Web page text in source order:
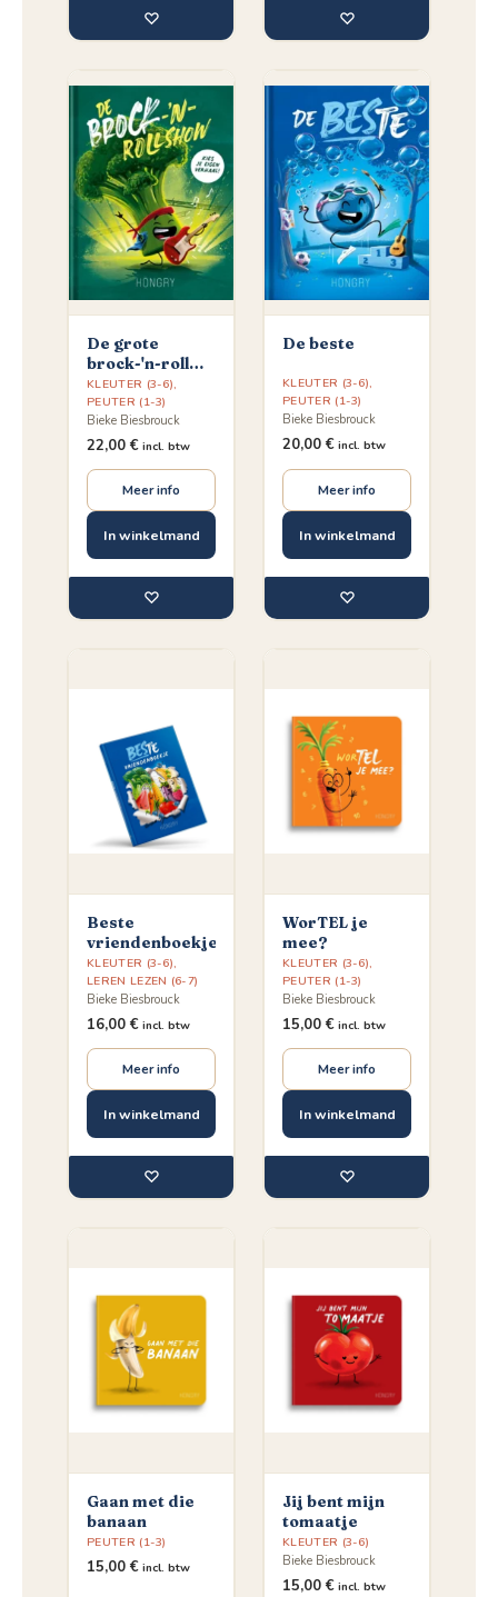
♡ ♡
De grote
brock-'n-roll
show
KLEUTER (3-6),
PEUTER (1-3)
Bieke Biesbrouck
22,00 € incl. btw
Meer info
In winkelmand
♡
De beste
KLEUTER (3-6),
PEUTER (1-3)
Bieke Biesbrouck
20,00 € incl. btw
Meer info
In winkelmand
♡
Beste
vriendenboekje
KLEUTER (3-6),
LEREN LEZEN (6-7)
Bieke Biesbrouck
16,00 € incl. btw
Meer info
In winkelmand
♡
WorTEL je
mee?
KLEUTER (3-6),
PEUTER (1-3)
Bieke Biesbrouck
15,00 € incl. btw
Meer info
In winkelmand
♡
Gaan met die
banaan
PEUTER (1-3)
15,00 € incl. btw
Jij bent mijn
tomaatje
KLEUTER (3-6)
Bieke Biesbrouck
15,00 € incl. btw